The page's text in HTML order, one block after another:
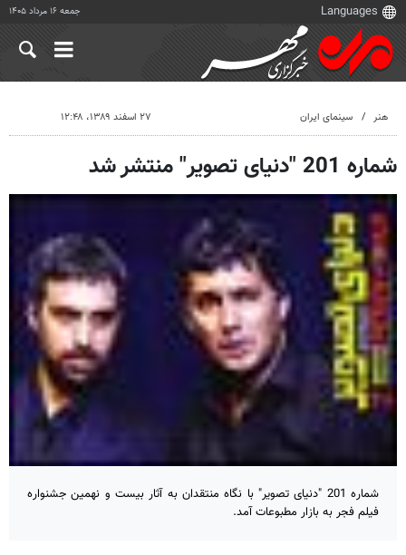
جمعه ۱۶ مرداد ۱۴۰۵
هنر سینمای ایران ۲۷ اسفند ۱۳۸۹، ۱۲:۴۸
شماره 201 "دنیای تصویر" منتشر شد
شماره 201 "دنیای تصویر" با نگاه منتقدان به آثار بیست و نهمین جشنواره
فیلم فجر به بازار مطبوعات آمد.